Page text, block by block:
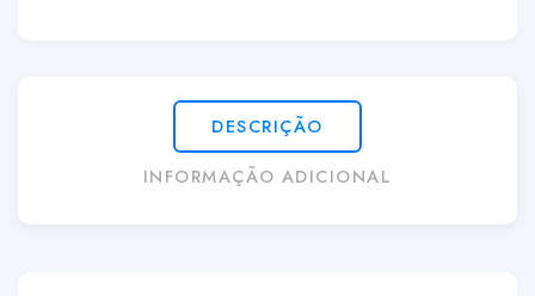
DESCRIÇÃO
INFORMAÇÃO ADICIONAL